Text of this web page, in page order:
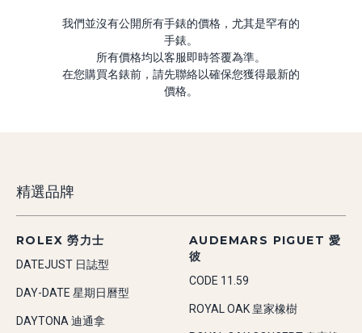
我們並沒有公開所有手錶的價格，尤其是罕有的
手錶。
所有價格均以客服即時答覆為準。
在您購買名錶前，請先聯絡以確保您獲得最新的
價格。
精選品牌
ROLEX 勞力士
DATEJUST 日誌型
DAY-DATE 星期日曆型
DAYTONA 迪通拿
AUDEMARS PIGUET 愛
彼
CODE 11.59
ROYAL OAK 皇家橡樹